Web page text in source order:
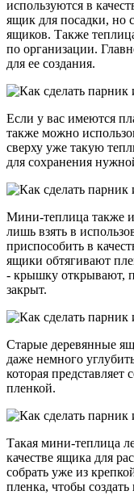
используются в
ящик для посадки, но
ящиков. Также
по организации.
для ее создания.
Если у вас имеются
также можно
сверху уже такую
для сохранения
Мини-теплица также
лишь взять в
приспособить в
ящики обтягивают
- крышку открывают,
закрыт.
Старые деревянные
даже немного
которая
пленкой.
Такая мини-теплица
качестве ящика для
собрать уже из
пленка, чтобы